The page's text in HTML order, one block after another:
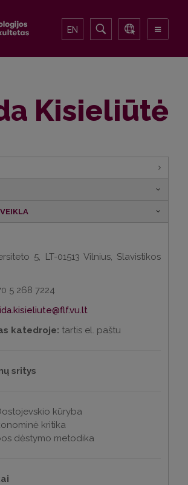
EN
Kisieliūtė
5, LT-01513 Vilnius, Slavistikos
5 268 7224
katedroje: tartis el. paštu
sritys
kūryba
kritika
dėstymo metodika